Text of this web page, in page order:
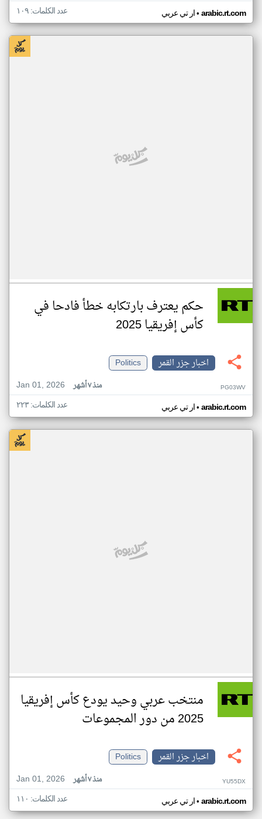
ار تي عربي• arabic.rt.com عدد الكلمات: ١٠٩
حكم يعترف بارتكابه خطأ فادحا في
كأس إفريقيا 2025
اخبار جزر القمر
Politics
Jan 01, 2026
منذ ٧ أشهر PG03WV
ار تي عربي• arabic.rt.com عدد الكلمات: ٢٢٣
منتخب عربي وحيد يودع كأس إفريقيا
2025 من دور المجموعات
اخبار جزر القمر
Politics
Jan 01, 2026
منذ ٧ أشهر YU55DX
ار تي عربي• arabic.rt.com عدد الكلمات: ١١٠